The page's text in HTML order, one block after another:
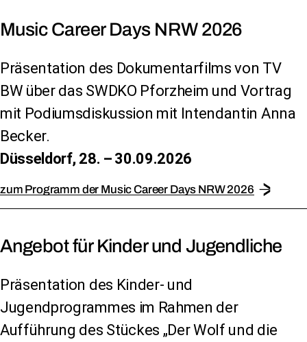
Music Career Days NRW 2026
Präsentation des Dokumentarfilms von TV
BW über das SWDKO Pforzheim und Vortrag
mit Podiums­diskussion mit Intendantin Anna
Becker.
Düsseldorf, 28. – 30.09.2026
zum Programm der Music Career Days NRW 2026
Angebot für Kinder und Jugendliche
Präsentation des Kinder- und
Jugendprogrammes im Rahmen der
Aufführung des Stückes „Der Wolf und die